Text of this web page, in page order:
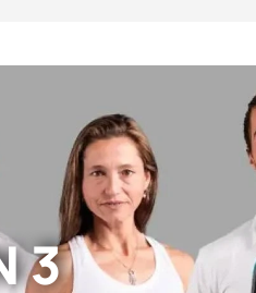
như:
sự linh hoạt).
3